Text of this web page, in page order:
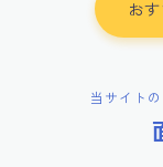
お
当サイト